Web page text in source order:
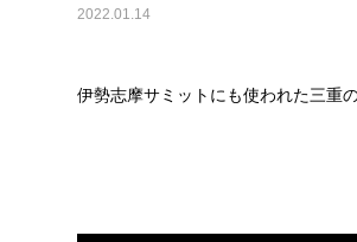
2022.01.14
伊勢志摩サミットにも使われた三重